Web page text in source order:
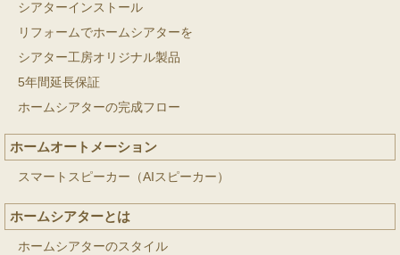
シアターインストール
リフォームでホームシアターを
シアター工房オリジナル製品
5年間延長保証
ホームシアターの完成フロー
ホームオートメーション
スマートスピーカー（AIスピーカー）
ホームシアターとは
ホームシアターのスタイル